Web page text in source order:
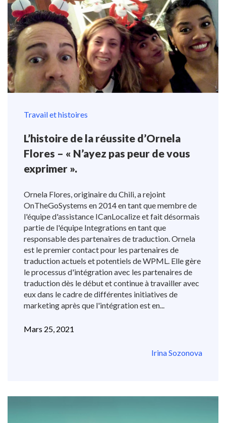
Travail et histoires
L’histoire de la réussite d’Ornela
Flores – « N’ayez pas peur de vous
exprimer ».
Ornela Flores, originaire du Chili, a rejoint
OnTheGoSystems en 2014 en tant que membre de
l'équipe d'assistance ICanLocalize et fait désormais
partie de l'équipe Integrations en tant que
responsable des partenaires de traduction. Ornela
est le premier contact pour les partenaires de
traduction actuels et potentiels de WPML. Elle gère
le processus d'intégration avec les partenaires de
traduction dès le début et continue à travailler avec
eux dans le cadre de différentes initiatives de
marketing après que l'intégration est en...
Mars 25, 2021
Irina Sozonova